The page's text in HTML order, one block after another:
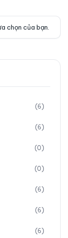
chọn của bạn.
(6)
(6)
(0)
(0)
(6)
(6)
(6)